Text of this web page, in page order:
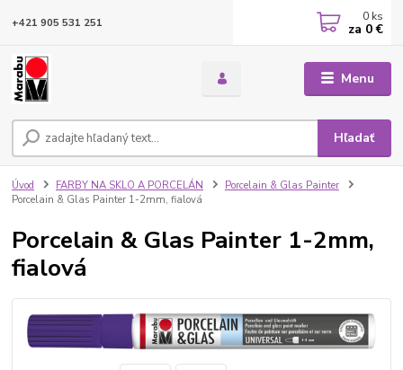
Menu
Hľadať
+421 905 531 251 0 ks
za 0 €
Úvod FARBY NA SKLO A PORCELÁN
Porcelain & Glas Painter
Porcelain & Glas Painter 1-2mm, fialová
Porcelain & Glas Painter 1-2mm,
fialová